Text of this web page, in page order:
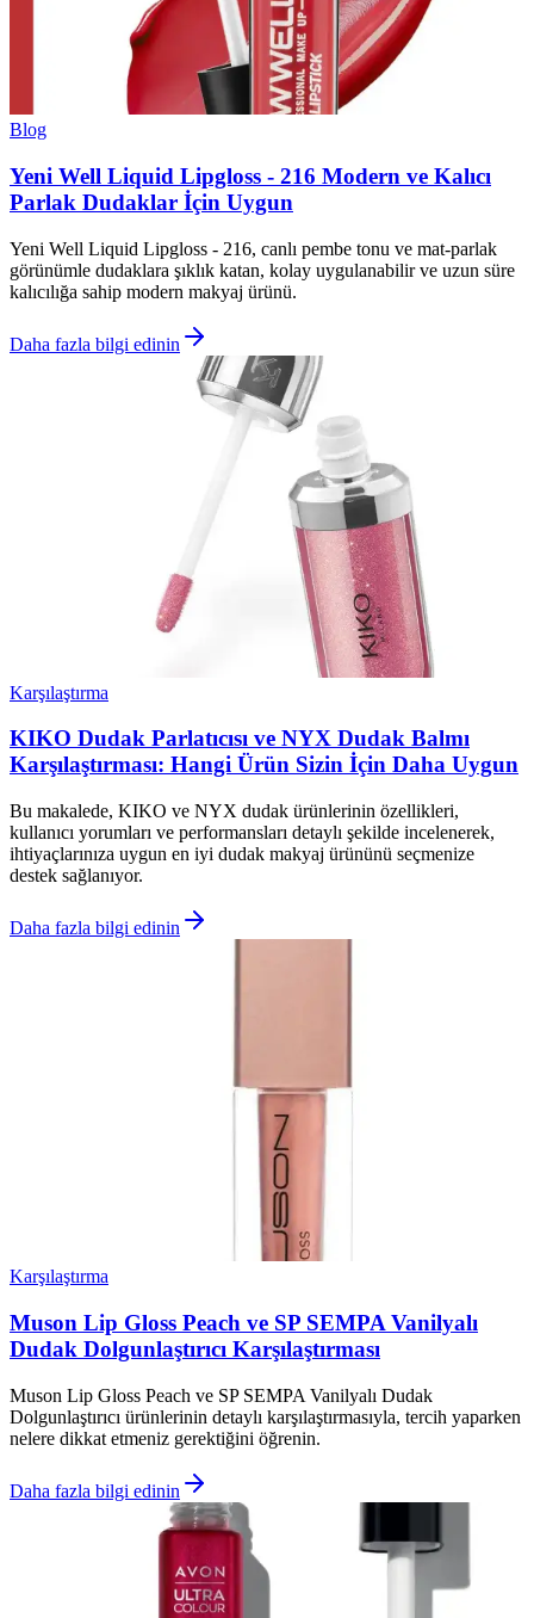
Blog
Yeni Well Liquid Lipgloss - 216 Modern ve Kalıcı
Parlak Dudaklar İçin Uygun
Yeni Well Liquid Lipgloss - 216, canlı pembe tonu ve mat-parlak
görünümle dudaklara şıklık katan, kolay uygulanabilir ve uzun süre
kalıcılığa sahip modern makyaj ürünü.
Daha fazla bilgi edinin
Karşılaştırma
KIKO Dudak Parlatıcısı ve NYX Dudak Balmı
Karşılaştırması: Hangi Ürün Sizin İçin Daha Uygun
Bu makalede, KIKO ve NYX dudak ürünlerinin özellikleri,
kullanıcı yorumları ve performansları detaylı şekilde incelenerek,
ihtiyaçlarınıza uygun en iyi dudak makyaj ürününü seçmenize
destek sağlanıyor.
Daha fazla bilgi edinin
Karşılaştırma
Muson Lip Gloss Peach ve SP SEMPA Vanilyalı
Dudak Dolgunlaştırıcı Karşılaştırması
Muson Lip Gloss Peach ve SP SEMPA Vanilyalı Dudak
Dolgunlaştırıcı ürünlerinin detaylı karşılaştırmasıyla, tercih yaparken
nelere dikkat etmeniz gerektiğini öğrenin.
Daha fazla bilgi edinin